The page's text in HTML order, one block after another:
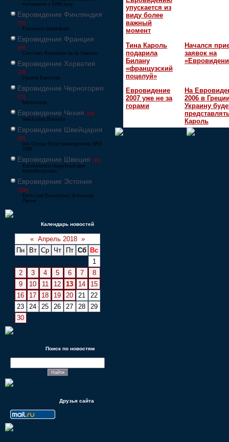
починаючи з 1956 року
Евровидение Финляндия
[33]
Eurovision laulukilpailu
Евровидение Франция
[49]
Concours Eurovision de la chanson
Евровидение Хорватия
[22]
Pjesma Eurovizije
Евровидение Черногория
[21]
Montevizija
Евровидение Чехия [26]
Velká cena Eurovize
Евровидение Швейцария
[35]
Die Grosse Entscheidungsshow SRG
SSR
Евровидение Швеция [48]
Eurovisionsschlagerfestivalen
Melodifestivalen
Евровидение Эстония
[226]
Eesti Laul Eurovisioon Эстонская
Песня
Календарь новостей
« Апрель 2018 »
Пн
Вт Ср Чт Пт Сб
Вс
1
2
3 4 5 6 7
8
9
10 11 12 13 14
15
16
17 18 19 20 21
22
23
24 25 26 27 28
29
30
Поиск по новостям
Друзья сайта
упускается из
виду более
важный
момент
Тина Кароль
подарила
Билану
«французский
поцелуй»
Начался
заявок на
Евровидение
2007 уже не за
горами
На
2006 в
Украину
Кароль